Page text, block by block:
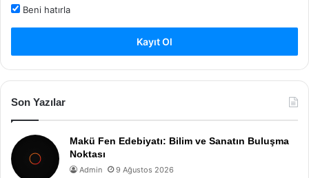
Beni hatırla
Kayıt Ol
Son Yazılar
Makü Fen Edebiyatı: Bilim ve Sanatın Buluşma
Noktası
Admin 9 Ağustos 2026